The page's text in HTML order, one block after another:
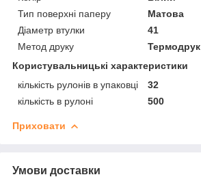
Тип поверхні паперу
Матова
Діаметр втулки
41
Метод друку
Термодрук
Користувальницькі характеристики
кількість рулонів в упаковці
32
кількість в рулоні
500
Приховати
Умови доставки